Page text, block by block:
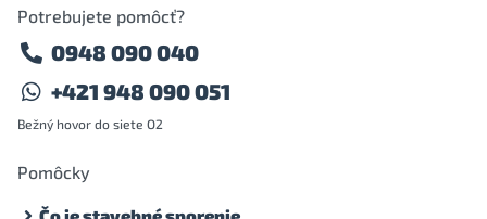
Potrebujete pomôcť?
0948 090 040
+421 948 090 051
Bežný hovor do siete O2
Pomôcky